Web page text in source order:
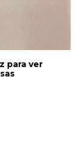
para ver